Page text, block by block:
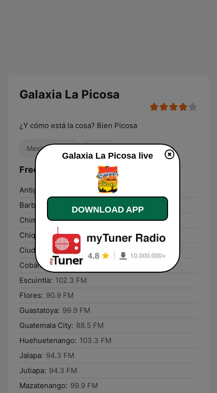
Galaxia La Picosa
¿Y cómo está la cosa? Bien Picosa
Mexican Music
Frequencies Galaxia La Picosa:
Antigua Guatemala:
88.5 FM
Barberena:
92.3 FM
Chimaltenango: 88.5 FM
Chiquimula: 99.9 FM
Ciudad Melchor de Mencos:
90.9 FM
Cobán:
95.9 FM
Escuintla: 102.3 FM
Flores: 90.9 FM
Guastatoya: 99.9 FM
Guatemala City: 88.5 FM
Huehuetenango: 103.3 FM
Jalapa: 94.3 FM
Jutiapa: 94.3 FM
Mazatenango: 99.9 FM
Galaxia La Picosa live
DOWNLOAD APP